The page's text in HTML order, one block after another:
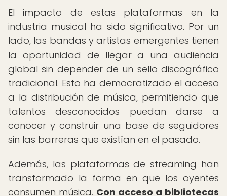
El impacto de estas plataformas en la
industria musical ha sido significativo. Por un
lado, las bandas y artistas emergentes tienen
la oportunidad de llegar a una audiencia
global sin depender de un sello discográfico
tradicional. Esto ha democratizado el acceso
a la distribución de música, permitiendo que
talentos desconocidos puedan darse a
conocer y construir una base de seguidores
sin las barreras que existían en el pasado.
Además, las plataformas de streaming han
transformado la forma en que los oyentes
consumen música. Con acceso a bibliotecas